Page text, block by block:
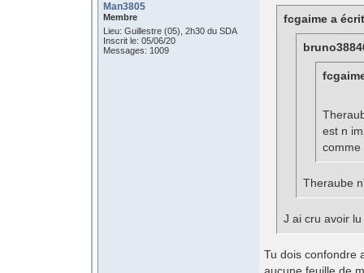
Man3805
Membre
Lieu: Guillestre (05), 2h30 du SDA
Inscrit le: 05/06/20
Messages: 1009
fcgaime a
est n
comme
Theraube
J ai cru avoir
Tu dois confondre